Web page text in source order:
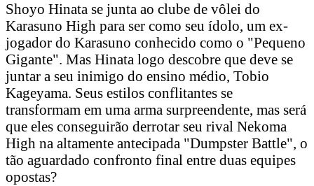
Shoyo Hinata se junta ao clube de vôlei do
Karasuno High para ser como seu ídolo, um ex-
jogador do Karasuno conhecido como o "Pequeno
Gigante". Mas Hinata logo descobre que deve se
juntar a seu inimigo do ensino médio, Tobio
Kageyama. Seus estilos conflitantes se
transformam em uma arma surpreendente, mas será
que eles conseguirão derrotar seu rival Nekoma
High na altamente antecipada "Dumpster Battle", o
tão aguardado confronto final entre duas equipes
opostas?